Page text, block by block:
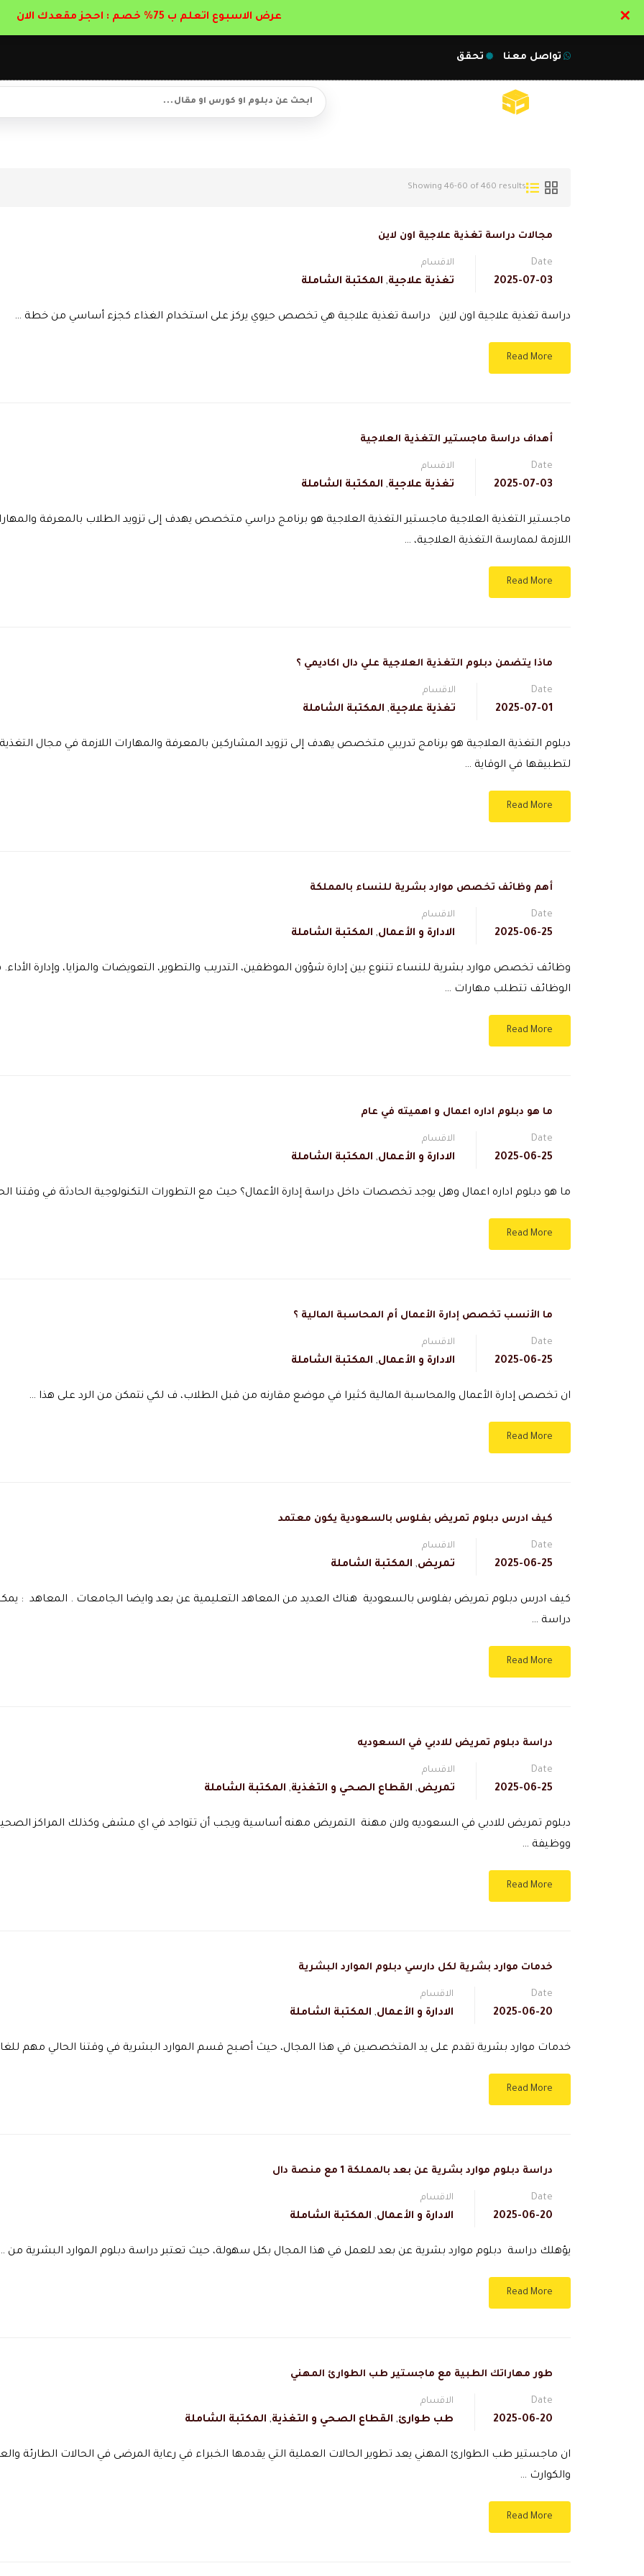
تواصل معنا تحقق
Showing 46-60 of 460 results
مجالات دراسة تغذية علاجية اون لاين
Date
2025-07-03
الاقسام
تغذية علاجية, المكتبة الشاملة
دراسة تغذية علاجية اون لاين دراسة تغذية علاجية هي تخصص حيوي يركز على استخدام الغذاء كجزء أساسي من خطة …
Read More
أهداف دراسة ماجستير التغذية العلاجية
Date
2025-07-03
الاقسام
تغذية علاجية, المكتبة الشاملة
ماجستير التغذية العلاجية ماجستير التغذية العلاجية هو برنامج دراسي متخصص يهدف إلى تزويد الطلاب بالمعرفة
اللازمة لممارسة التغذية العلاجية، …
Read More
ماذا يتضمن دبلوم التغذية العلاجية علي دال اكاديمي ؟
Date
2025-07-01
الاقسام
تغذية علاجية, المكتبة الشاملة
دبلوم التغذية العلاجية هو برنامج تدريبي متخصص يهدف إلى تزويد المشاركين بالمعرفة والمهارات اللازمة في مجال التغذية
لتطبيقها في الوقاية …
Read More
أهم وظائف تخصص موارد بشرية للنساء بالمملكة
Date
2025-06-25
الاقسام
الادارة و الأعمال, المكتبة الشاملة
وظائف تخصص موارد بشرية للنساء تتنوع بين إدارة شؤون الموظفين، التدريب والتطوير، التعويضات والمزايا، وإدارة
الوظائف تتطلب مهارات …
Read More
ما هو دبلوم اداره اعمال و اهميته في عام
Date
2025-06-25
الاقسام
الادارة و الأعمال, المكتبة الشاملة
ما هو دبلوم اداره اعمال وهل يوجد تخصصات داخل دراسة إدارة الأعمال؟ حيث مع التطورات التكنولوجية الحادثة في وقتنا
Read More
ما الأنسب تخصص إدارة الأعمال أم المحاسبة المالية ؟
Date
2025-06-25
الاقسام
الادارة و الأعمال, المكتبة الشاملة
ان تخصص إدارة الأعمال والمحاسبة المالية كثيرا في موضع مقارنه من قبل الطلاب، ف لكي نتمكن من الرد على هذا …
Read More
كيف ادرس دبلوم تمريض بفلوس بالسعودية يكون معتمد
Date
2025-06-25
الاقسام
تمريض, المكتبة الشاملة
كيف ادرس دبلوم تمريض بفلوس بالسعودية هناك العديد من المعاهد التعليمية عن بعد وايضا الجامعات . المعاهد :
دراسة …
Read More
دراسة دبلوم تمريض للادبي في السعوديه
Date
2025-06-25
الاقسام
تمريض, القطاع الصحي و التغذية, المكتبة الشاملة
دبلوم تمريض للادبي في السعوديه ولان مهنة التمريض مهنه أساسية ويجب أن تتواجد في اي مشفى وكذلك المراكز
ووظيفة …
Read More
خدمات موارد بشرية لكل دارسي دبلوم الموارد البشرية
Date
2025-06-20
الاقسام
الادارة و الأعمال, المكتبة الشاملة
خدمات موارد بشرية تقدم على يد المتخصصين في هذا المجال، حيث أصبح قسم الموارد البشرية في وقتنا الحالي مهم
Read More
دراسة دبلوم موارد بشرية عن بعد بالمملكة 1 مع منصة دال
Date
2025-06-20
الاقسام
الادارة و الأعمال, المكتبة الشاملة
يؤهلك دراسة دبلوم موارد بشرية عن بعد للعمل في هذا المجال بكل سهولة، حيث تعتبر دراسة دبلوم الموارد البشرية من
Read More
طور مهاراتك الطبية مع ماجستير طب الطوارئ المهني
Date
2025-06-20
الاقسام
طب طوارئ, القطاع الصحي و التغذية, المكتبة الشاملة
ان ماجستير طب الطوارئ المهني يعد تطوير الحالات العملية التي يقدمها الخبراء في رعاية المرضى في الحالات الطارئة
والكوارث …
Read More
عرض الاسبوع اتعلم ب 75% خصم : احجز مقعدك الان ✕